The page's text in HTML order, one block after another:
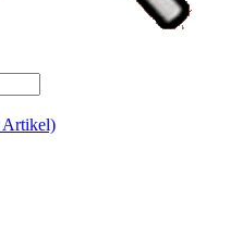
Artikel)